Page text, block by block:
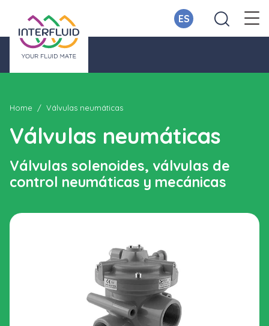
ES
Home Válvulas neumáticas
Válvulas neumáticas
Válvulas solenoides, válvulas de
control neumáticas y mecánicas